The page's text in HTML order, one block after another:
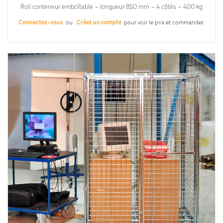
Roll conteneur emboîtable – longueur 850 mm – 4 côtés – 400 kg
Connectez-vous ou Créez un compte pour voir le prix et commander.